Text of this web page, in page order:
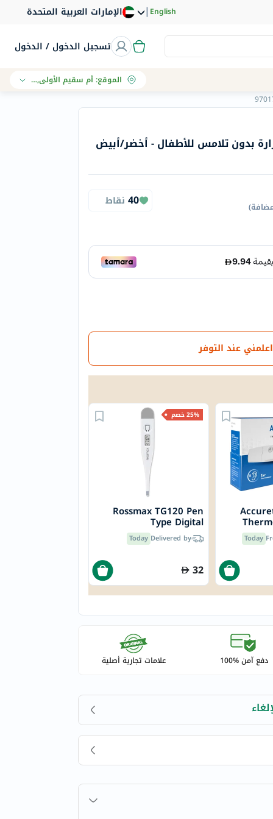
الإمارات العربية المتحدة |English
تسجيل الدخول / الدخول
الموقع:أم سقيم الأولى, دبي
بدون تلامس للأطفال - أخضر/أبيض
)
40 نقاط
اعلمني عند التوفر
25% خصم
Rossmax TG120 Pen
Type Digital
Thermometer
Delivered by
Today
32
Today
دفع آمن %100 علامات تجارية أصلية